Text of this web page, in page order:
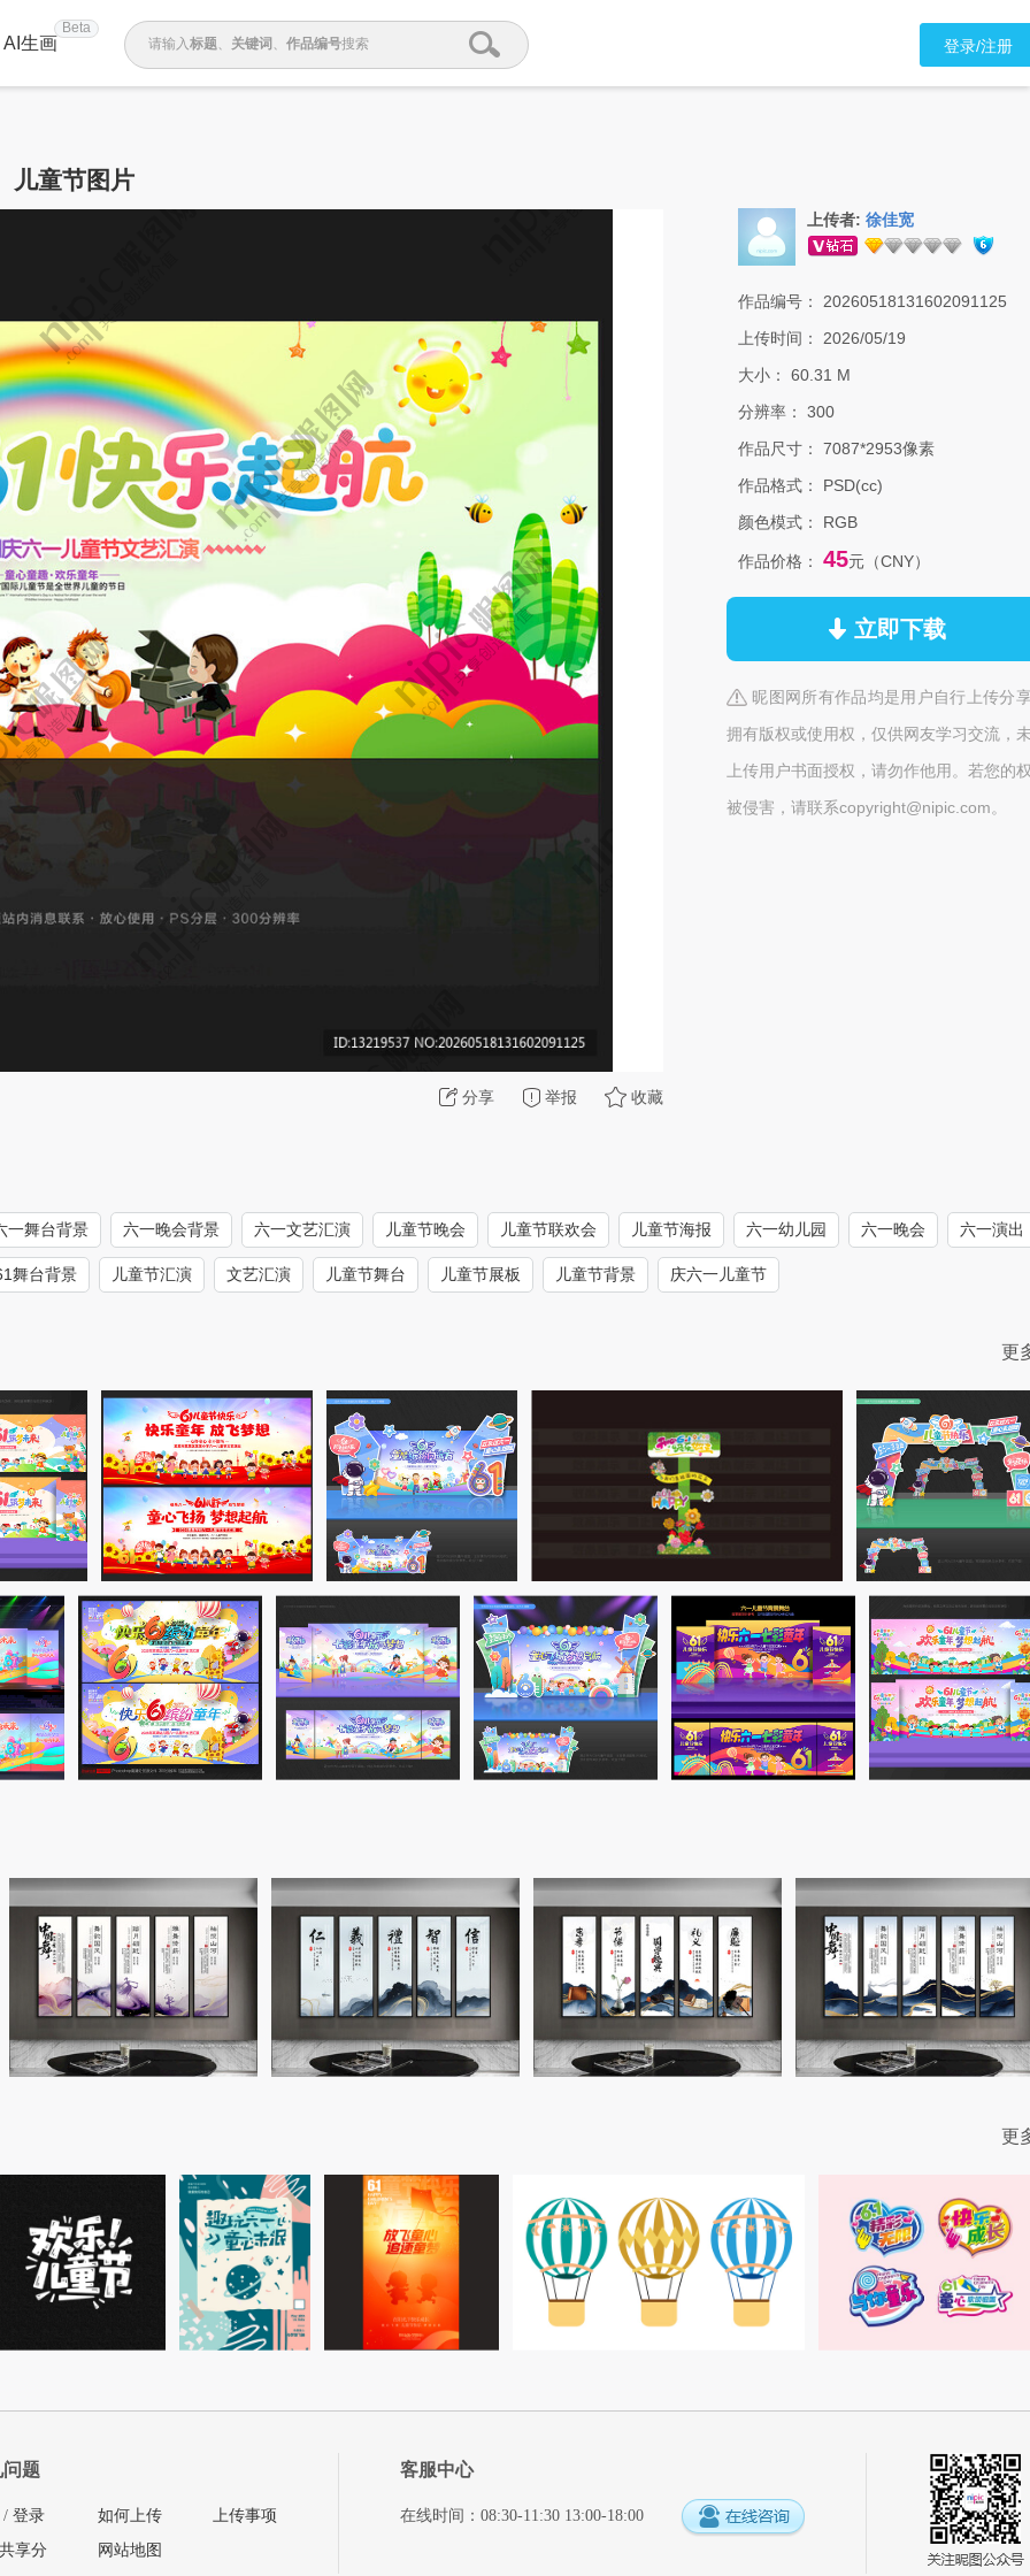
AI生画
Beta
请输入标题、 关键词 、 作品编号搜索 登录/注册
儿童节图片
分享 举报 收藏
上传者: 徐佳宽
作品编号：
20260518131602091125
上传时间：
2026/05/19
大小：
60.31 M
分辨率：
300
作品尺寸：
7087*2953像素
作品格式：
PSD(cc)
颜色模式：
RGB
作品价格： 45元（CNY）
立即下载
昵图网所有作品均是用户自行上传分
拥有版权或使用权，仅供网友学习交流，
上传用户书面授权，请勿作他用。若您的
被侵害，请联系copyright@nipic.com。
一舞台背景 六一晚会背景 六一文艺汇演 儿童节晚会 儿童节联欢会 儿童节海报 六一幼儿园 六一晚会 六一演出
舞台背景 儿童节汇演 文艺汇演 儿童节舞台 儿童节展板 儿童节背景 庆六一儿童节
更
更
题
/ 登录
享分
如何上传
网站地图
上传事项
客服中心
在线时间：08:30-11:30 13:00-18:00